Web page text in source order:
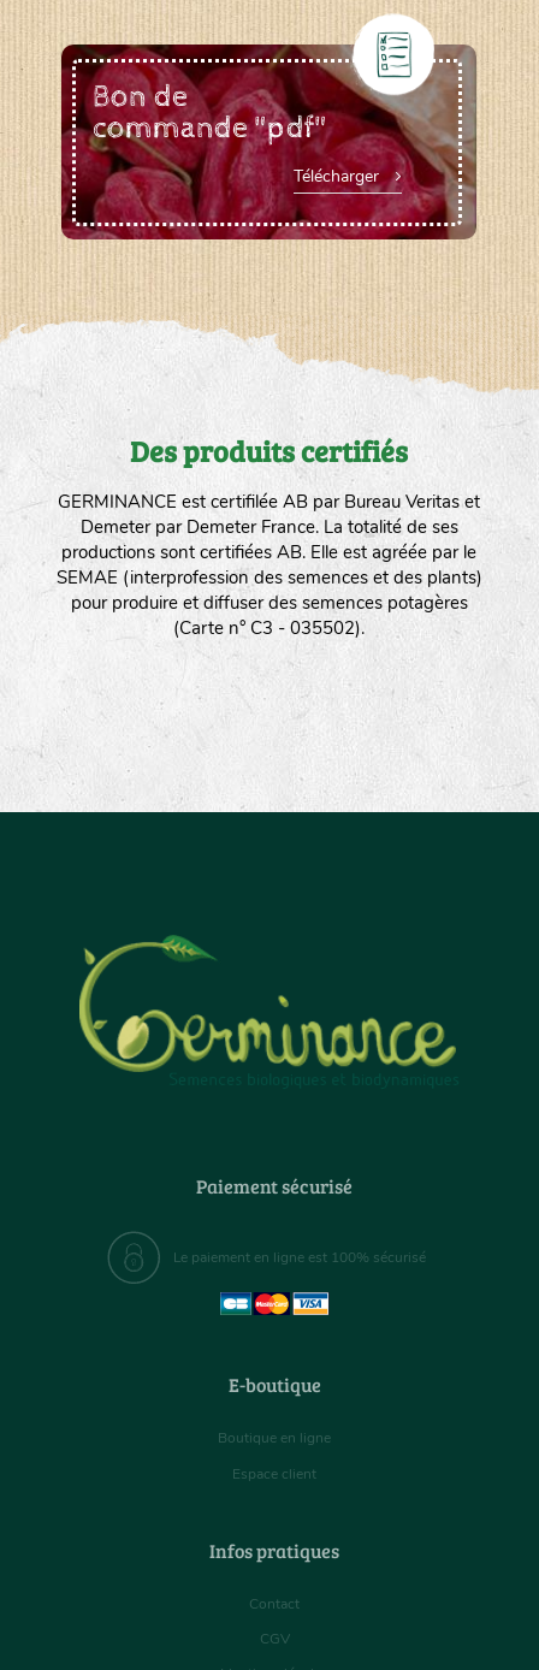
Bon de
commande "pdf"
Télécharger
Des produits certifiés
GERMINANCE est certifilée AB par Bureau Veritas et
Demeter par Demeter France. La totalité de ses
productions sont certifiées AB. Elle est agréée par le
SEMAE (interprofession des semences et des plants)
pour produire et diffuser des semences potagères
(Carte n° C3 - 035502).
Paiement sécurisé
Le paiement en ligne est 100% sécurisé
E-boutique
Boutique en ligne
Espace client
Infos pratiques
Contact
CGV